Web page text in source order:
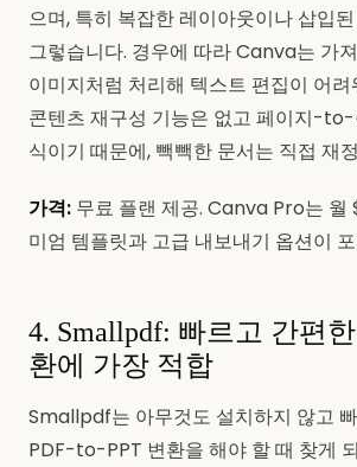
으며, 특히 복잡한 레이아웃이나 삽입
그렇습니다. 경우에 따라 Canva는 가
이미지처럼 처리해 텍스트 편집이 어
콘텐츠 재구성 기능은 없고 페이지-
식이기 때문에, 빽빽한 문서는 직접 재
가격: 무료 플랜 제공. Canva Pro는 월
미엄 템플릿과 고급 내보내기 옵션이
4. Smallpdf: 빠르고 간편
환에 가장 적합
Smallpdf는 아무것도 설치하지 않고
PDF-to-PPT 변환을 해야 할 때 찾게